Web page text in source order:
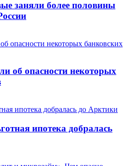
заняли более половины
об опасности некоторых
ипотека добралась